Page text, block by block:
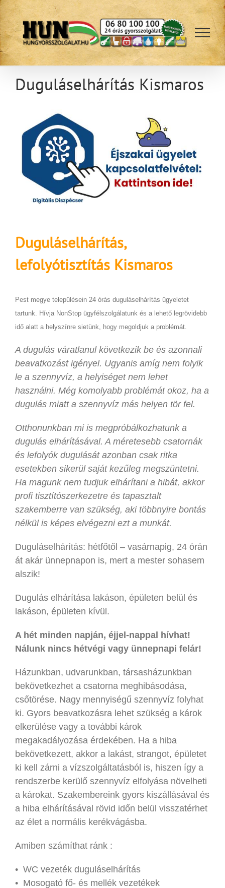
Kihagyás
Duguláselhárítás Kismaros
Duguláselhárítás,
lefolyótisztítás Kismaros
Pest megye településein 24 órás duguláselhárítás ügyeletet
tartunk. Hívja NonStop ügyfélszolgálatunk és a lehető legrövidebb
idő alatt a helyszínre sietünk, hogy megoldjuk a problémát.
A dugulás váratlanul következik be és azonnali
beavatkozást igényel. Ugyanis amíg nem folyik
le a szennyvíz, a helyiséget nem lehet
használni. Még komolyabb problémát okoz, ha a
dugulás miatt a szennyvíz más helyen tör fel.
Otthonunkban mi is megpróbálkozhatunk a
dugulás elhárításával. A méretesebb csatornák
és lefolyók dugulását azonban csak ritka
esetekben sikerül saját kezűleg megszüntetni.
Ha magunk nem tudjuk elhárítani a hibát, akkor
profi tisztítószerkezetre és tapasztalt
szakemberre van szükség, aki többnyire bontás
nélkül is képes elvégezni ezt a munkát.
Duguláselhárítás: hétfőtől – vasárnapig, 24 órán
át akár ünnepnapon is, mert a mester sohasem
alszik!
Dugulás elhárítása lakáson, épületen belül és
lakáson, épületen kívül.
A hét minden napján, éjjel-nappal hívhat!
Nálunk nincs hétvégi vagy ünnepnapi felár!
Házunkban, udvarunkban, társasházunkban
bekövetkezhet a csatorna meghibásodása,
csőtörése. Nagy mennyiségű szennyvíz folyhat
ki. Gyors beavatkozásra lehet szükség a károk
elkerülése vagy a további károk
megakadályozása érdekében. Ha a hiba
bekövetkezett, akkor a lakást, strangot, épületet
ki kell zárni a vízszolgáltatásból is, hiszen így a
rendszerbe kerülő szennyvíz elfolyása növelheti
a károkat. Szakembereink gyors kiszállásával és
a hiba elhárításával rövid időn belül visszatérhet
az élet a normális kerékvágásba.
Amiben számíthat ránk :
• WC vezeték duguláselhárítás
• Mosogató fő- és mellék vezetékek